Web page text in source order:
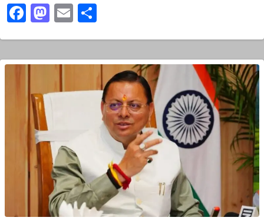
Facebook
Mastodon
Email